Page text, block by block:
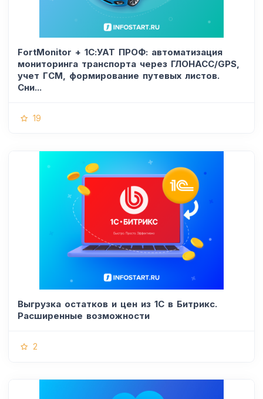
FortMonitor + 1С:УАТ ПРОФ: автоматизация
мониторинга транспорта через ГЛОНАСС/GPS,
учет ГСМ, формирование путевых листов.
Сни...
19
Выгрузка остатков и цен из 1С в Битрикс.
Расширенные возможности
2